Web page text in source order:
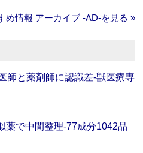
め情報 アーカイブ ‐AD‐を見る »
師と薬剤師に認識差‐獣医療専
薬で中間整理‐77成分1042品